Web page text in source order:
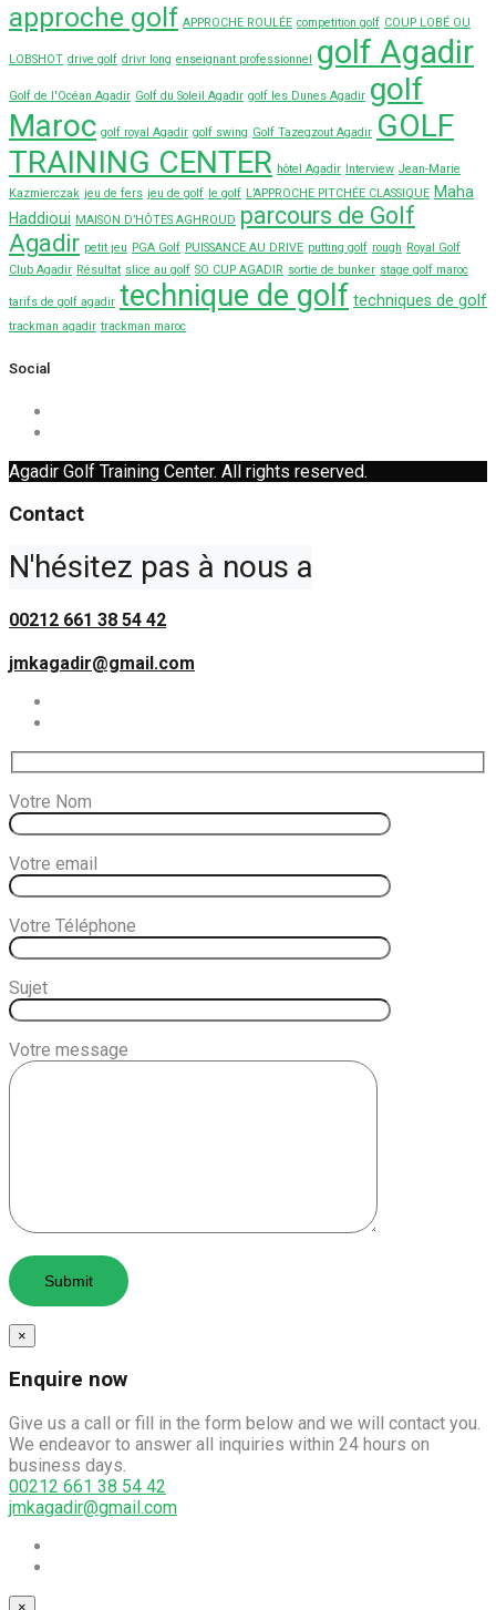
approche golf APPROCHE ROULÉE competition golf COUP LOBÉ OU
LOBSHOT drive golf drivr long enseignant professionnel golf Agadir
Golf de l'Océan Agadir Golf du Soleil Agadir golf les Dunes Agadir golf
Maroc golf royal Agadir golf swing Golf Tazegzout Agadir GOLF
TRAINING CENTER hôtel Agadir Interview Jean-Marie
Kazmierczak jeu de fers jeu de golf le golf L’APPROCHE PITCHÉE CLASSIQUE Maha
Haddioui MAISON D’HÔTES AGHROUD parcours de Golf
Agadir petit jeu PGA Golf PUISSANCE AU DRIVE putting golf rough Royal Golf
Club Agadir Résultat slice au golf SO CUP AGADIR sortie de bunker stage golf maroc
tarifs de golf agadir technique de golf techniques de golf
trackman agadir trackman maroc
Social
Agadir Golf Training Center. All rights reserved.
Contact
N'hésitez pas à nous appeler ou à
00212 661 38 54 42
jmkagadir@gmail.com
Votre Nom
Votre email
Votre Téléphone
Sujet
Votre message
×
Enquire now
Give us a call or fill in the form below and we will contact you.
We endeavor to answer all inquiries within 24 hours on
business days.
00212 661 38 54 42
jmkagadir@gmail.com